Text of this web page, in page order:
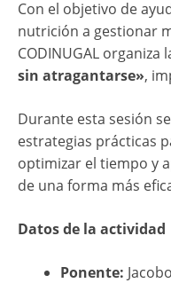
Con el objetivo de
nutrición a gestionar
CODINUGAL organiza
sin atragantarse»,
Durante esta sesión
estrategias prácticas
optimizar el tiempo y
de una forma más
Datos de la actividad
Ponente: